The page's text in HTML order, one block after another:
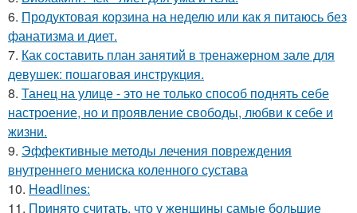
6. Продуктовая корзина на неделю или как я питаюсь без
фанатизма и диет.
7. Как составить план занятий в тренажерном зале для
девушек: пошаговая инструкция.
8. Танец на улице - это не только способ поднять себе
настроение, но и проявление свободы, любви к себе и
жизни.
9. Эффективные методы лечения повреждения
внутреннего мениска коленного сустава
10. Headlines:
11. Принято считать, что у женщины самые большие